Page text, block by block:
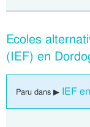
Ecoles
(IEF) en
Paru dans ▶ IEF